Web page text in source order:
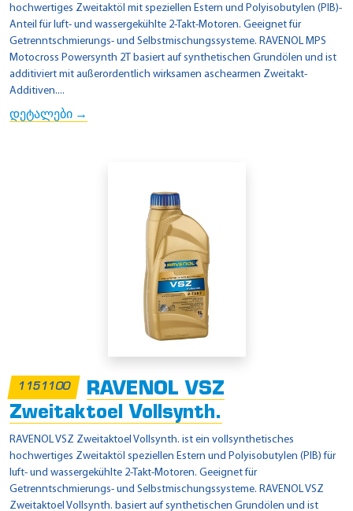
hochwertiges Zweitaktöl mit speziellen Estern und Polyisobutylen (PIB)-
Anteil für luft- und wassergekühlte 2-Takt-Motoren. Geeignet für
Getrenntschmierungs- und Selbstmischungssysteme. RAVENOL MPS
Motocross Powersynth 2T basiert auf synthetischen Grundölen und ist
additiviert mit außerordentlich wirksamen aschearmen Zweitakt-
Additiven....
დეტალები →
1151100
RAVENOL VSZ
Zweitaktoel Vollsynth.
RAVENOL VSZ Zweitaktoel Vollsynth. ist ein vollsynthetisches
hochwertiges Zweitaktöl speziellen Estern und Polyisobutylen (PIB) für
luft- und wassergekühlte 2-Takt-Motoren. Geeignet für
Getrenntschmierungs- und Selbstmischungssysteme. RAVENOL VSZ
Zweitaktoel Vollsynth. basiert auf synthetischen Grundölen und ist